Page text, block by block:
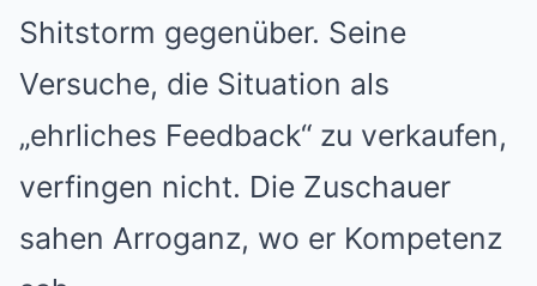
Shitstorm gegenüber. Seine
Versuche, die Situation als
„ehrliches Feedback“ zu verkaufen,
verfingen nicht. Die Zuschauer
sahen Arroganz, wo er Kompetenz